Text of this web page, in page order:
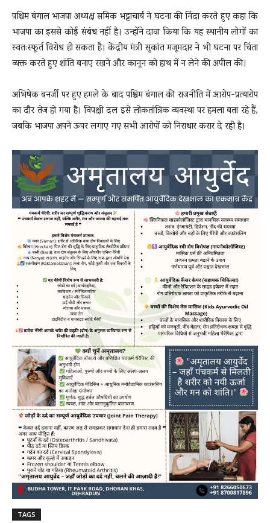
पश्चिम बंगाल भाजपा अध्यक्ष समिक भट्टाचार्य ने घटना की निंदा करते हुए कहा कि
भाजपा का इससे कोई संबंध नहीं है। उन्होंने दावा किया कि यह स्थानीय लोगों का
स्वतःस्फूर्त विरोध हो सकता है। केंद्रीय मंत्री सुकांत मजूमदार ने भी घटना पर चिंता
व्यक्त करते हुए शांति बनाए रखने और कानून को हाथ में न लेने की अपील की।
अभिषेक बनर्जी पर हुए हमले के बाद पश्चिम बंगाल की राजनीति में आरोप-प्रत्यारोप
का दौर तेज हो गया है। विपक्षी दल इसे लोकतांत्रिक व्यवस्था पर हमला बता रहे हैं,
जबकि भाजपा अपने ऊपर लगाए गए सभी आरोपों को निराधार करार दे रही है।
TAGS